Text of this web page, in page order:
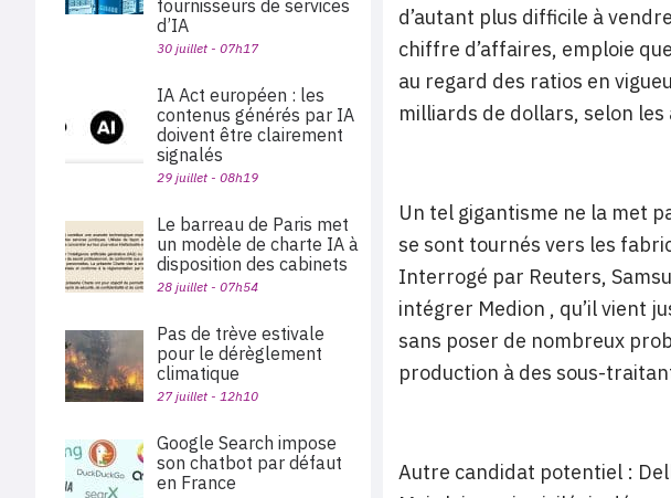
d’autant plus difficile à
chiffre d’affaires, emploie
au regard des ratios en
milliards de dollars, selon
Un tel gigantisme ne la met
se sont tournés vers les
Interrogé par Reuters,
intégrer Medion , qu’il vient
sans poser de nombreux
production à des sous-
Autre candidat potentiel :
fournisseurs de services
d’IA
30 juillet - 07h17
IA Act européen : les
contenus générés par IA
doivent être clairement
signalés
29 juillet - 08h19
Le barreau de Paris met
un modèle de charte IA à
disposition des cabinets
28 juillet - 07h54
Pas de trève estivale
pour le dérèglement
climatique
27 juillet - 12h10
Google Search impose
son chatbot par défaut
en France